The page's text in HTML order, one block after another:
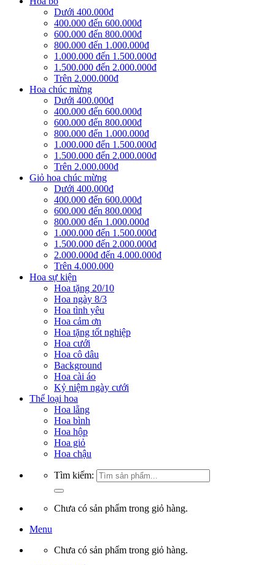
Dưới 400.000đ
400.000 đến 600.000đ
600.000 đến 800.000đ
800.000 đến 1.000.000đ
1.000.000 đến 1.500.000đ
1.500.000 đến 2.000.000đ
Trên 2.000.000đ
Hoa chúc mừng
Dưới 400.000đ
400.000 đến 600.000đ
600.000 đến 800.000đ
800.000 đến 1.000.000đ
1.000.000 đến 1.500.000đ
1.500.000 đến 2.000.000đ
Trên 2.000.000đ
Giỏ hoa chúc mừng
Dưới 400.000đ
400.000 đến 600.000đ
600.000 đến 800.000đ
800.000 đến 1.000.000đ
1.000.000 đến 1.500.000đ
1.500.000 đến 2.000.000đ
2.000.000đ đến 4.000.000đ
Trên 4.000.000
Hoa sự kiện
Hoa tặng 20/10
Hoa ngày 8/3
Hoa tình yêu
Hoa cảm ơn
Hoa tặng tốt nghiệp
Hoa cưới
Hoa cô dâu
Background
Hoa cài áo
Kỷ niệm ngày cưới
Thể loại hoa
Hoa lẵng
Hoa bình
Hoa hộp
Hoa giỏ
Hoa chậu
Tìm kiếm:
Chưa có sản phẩm trong giỏ hàng.
Menu
Chưa có sản phẩm trong giỏ hàng.